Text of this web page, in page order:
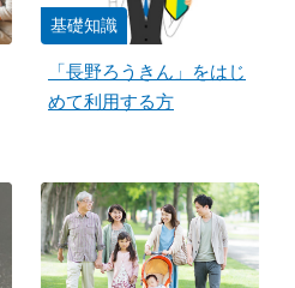
基礎知識
「長野ろうきん」をはじ
めて利用する方